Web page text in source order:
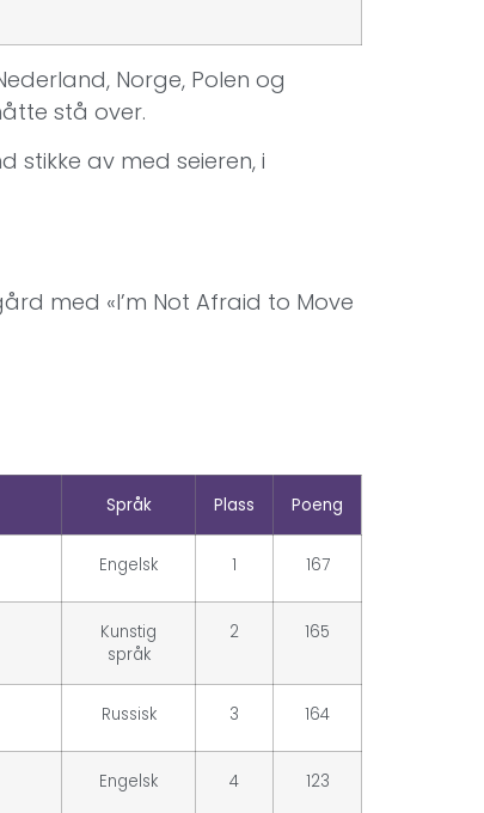
Norge, Polen og
stå over.
stikke av med seieren, i
med «I’m Not Afraid to Move
Språk Plass Poeng
Engelsk 1 167
Kunstig
språk
2 165
Russisk 3 164
Engelsk 4 123